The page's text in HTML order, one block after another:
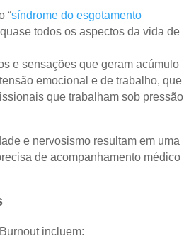
“síndrome do esgotamento
todos os aspectos da vida de
e sensações que geram acúmulo
emocional e de trabalho, que
que trabalham sob pressão
e nervosismo resultam em uma
de acompanhamento médico
incluem: